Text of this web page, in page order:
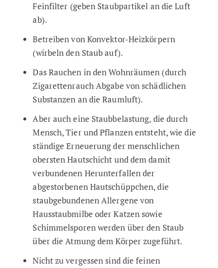
Feinfilter (geben Staubpartikel an die Luft
ab).
Betreiben von Konvektor-Heizkörpern
(wirbeln den Staub auf).
Das Rauchen in den Wohnräumen (durch
Zigarettenrauch Abgabe von schädlichen
Substanzen an die Raumluft).
Aber auch eine Staubbelastung, die durch
Mensch, Tier und Pflanzen entsteht, wie die
ständige Erneuerung der menschlichen
obersten Hautschicht und dem damit
verbundenen Herunterfallen der
abgestorbenen Hautschüppchen, die
staubgebundenen Allergene von
Hausstaubmilbe oder Katzen sowie
Schimmelsporen werden über den Staub
über die Atmung dem Körper zugeführt.
Nicht zu vergessen sind die feinen